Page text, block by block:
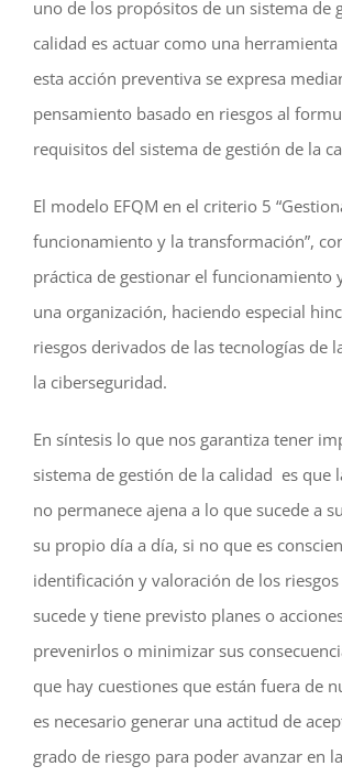
uno de los propósitos de un sistema de
calidad es actuar como una
esta acción preventiva se expresa
pensamiento basado en riesgos al
requisitos del sistema de gestión de la
El modelo EFQM en el criterio 5
funcionamiento y la transformación”,
práctica de gestionar el funcionamiento
una organización, haciendo especial
riesgos derivados de las tecnologías de
la ciberseguridad.
En síntesis lo que nos garantiza tener
sistema de gestión de la calidad es que
no permanece ajena a lo que sucede a
su propio día a día, si no que es
identificación y valoración de los
sucede y tiene previsto planes o
prevenirlos o minimizar sus
que hay cuestiones que están fuera de
es necesario generar una actitud de
grado de riesgo para poder avanzar en